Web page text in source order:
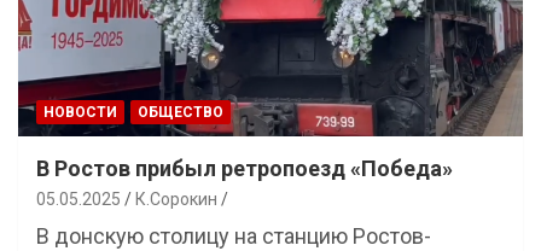
НОВОСТИ ОБЩЕСТВО
В Ростов прибыл ретропоезд «Победа»
05.05.2025 К.Сорокин
В донскую столицу на станцию Ростов-